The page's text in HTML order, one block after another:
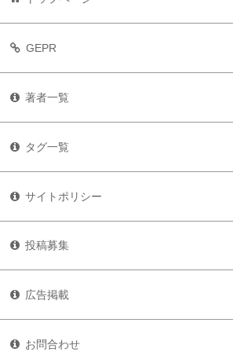
GEPR
著者一覧
タグ一覧
サイトポリシー
投稿募集
広告掲載
お問合わせ